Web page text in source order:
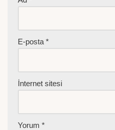
E-posta *
İnternet sitesi
Yorum *